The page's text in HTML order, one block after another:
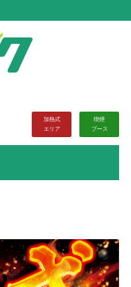
加熱式
エリア
喫煙
ブース